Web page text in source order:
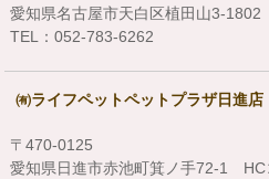
愛知県名古屋市天白区植田山3-1802
TEL：052-783-6262
㈲ライフペットペットプラザ日進店
〒470-0125
愛知県日進市赤池町箕ノ手72-1 HC